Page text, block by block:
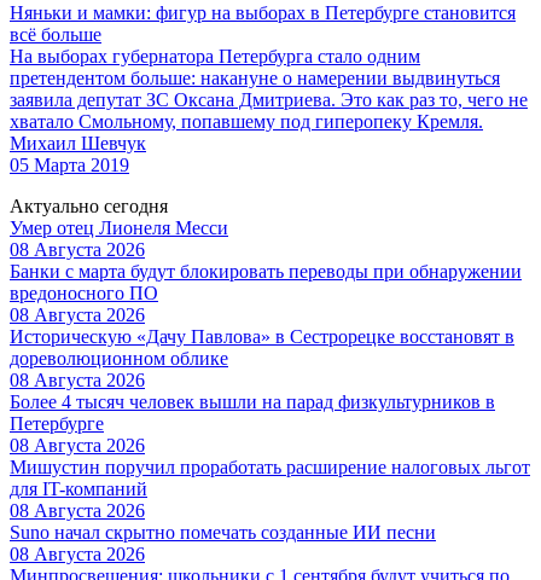
Няньки и мамки: фигур на выборах в Петербурге становится
всё больше
На выборах губернатора Петербурга стало одним
претендентом больше: накануне о намерении выдвинуться
заявила депутат ЗС Оксана Дмитриева. Это как раз то, чего не
хватало Смольному, попавшему под гиперопеку Кремля.
Михаил Шевчук
05 Марта 2019
Актуально сегодня
Умер отец Лионеля Месси
08 Августа 2026
Банки с марта будут блокировать переводы при обнаружении
вредоносного ПО
08 Августа 2026
Историческую «Дачу Павлова» в Сестрорецке восстановят в
дореволюционном облике
08 Августа 2026
Более 4 тысяч человек вышли на парад физкультурников в
Петербурге
08 Августа 2026
Мишустин поручил проработать расширение налоговых льгот
для IT-компаний
08 Августа 2026
Suno начал скрытно помечать созданные ИИ песни
08 Августа 2026
Минпросвещения: школьники с 1 сентября будут учиться по